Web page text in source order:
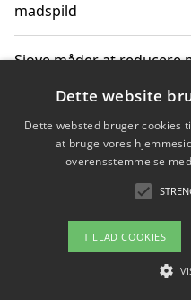
madspild
Sjove måder at
Hvor finder jeg nemme
Om / kontakt
Dette website
Dette websted bruger cookies
at bruge vores
overensstemmelse
TILLAD COOKIES